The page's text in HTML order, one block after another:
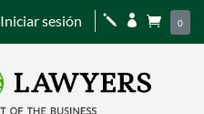
Iniciar sesión j   0